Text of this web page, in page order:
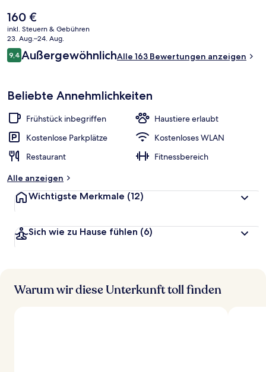
Snackbar sowie einen kostenlosen Fahrradverleih.
Der
aktuelle
Preis
beträgt
160 €.
160 €
inkl. Steuern & Gebühren
23. Aug.–24. Aug.
Bewertungen
9,49,4 von 10.
AußergewöhnlichAlle 163 Bewertungen anzeigen
Beliebte Annehmlichkeiten
Frühstück inbegriffen
Haustiere erlaubt
Kostenlose Parkplätze
Kostenloses WLAN
Restaurant
Fitnessbereich
Alle anzeigen
Wichtigste Merkmale (12)
Sich wie zu Hause fühlen (6)
Warum wir diese Unterkunft toll finden